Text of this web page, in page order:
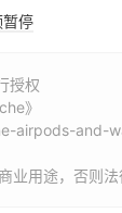
停
授权
》
airpods-and-
用途，否则法